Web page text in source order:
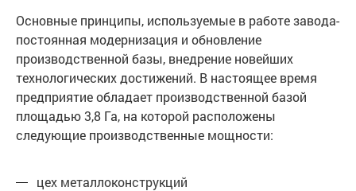
Основные принципы, используемые в работе завода-
постоянная модернизация и обновление
производственной базы, внедрение новейших
технологических достижений. В настоящее время
предприятие обладает производственной базой
площадью 3,8 Га, на которой расположены
следующие производственные мощности:
цех металлоконструкций